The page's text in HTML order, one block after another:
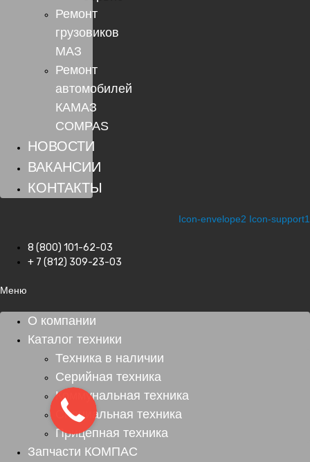
Ремонт
грузовиков
МАЗ
Ремонт
автомобилей
КАМАЗ
COMPAS
НОВОСТИ
ВАКАНСИИ
КОНТАКТЫ
Icon-envelope2 Icon-support1
8 (800) 101-62-03
+ 7 (812) 309-23-03
Меню
О компании
Каталог техники
Техника в наличии
Серийная техника
Коммунальная техника
Специальная техника
Прицепная техника
Запчасти КОМПАС